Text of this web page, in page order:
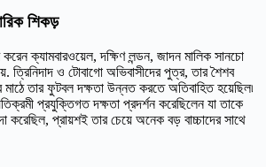
শিকড়
ক্যামবারওয়েল, দক্ষিণ লন্ডন, জাদন মালিক সানচো
ত্রিনিদাদ ও টোবাগো অভিবাসীদের পুত্র, তার শৈশব
মাঠে তার ফুটবল দক্ষতা উন্নত করতে অতিবাহিত হয়েছিল৷
প্রযুক্তিগত দক্ষতা প্রদর্শন করেছিলেন যা তাকে
করেছিল, প্রায়শই তার চেয়ে অনেক বড় বাচ্চাদের সাথে